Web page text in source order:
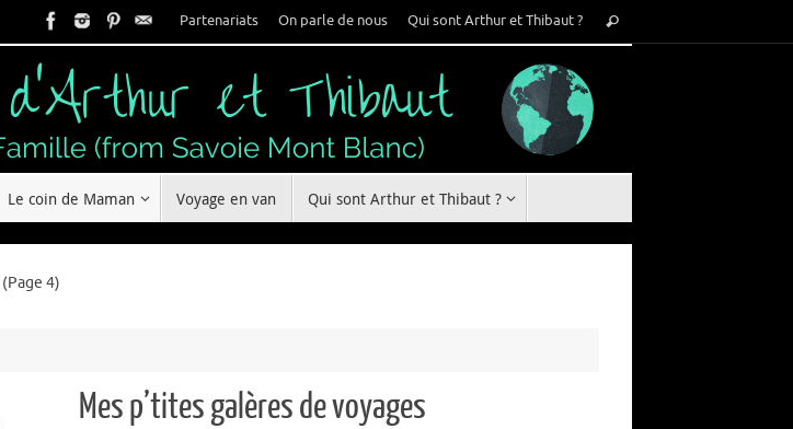
Partenariats On parle de nous Qui sont Arthur et Thibaut ?
pour
Rechercher
Le coin de Maman Voyage en van Qui sont Arthur et Thibaut ?
(Page 4)
Mes p’tites galères de voyages